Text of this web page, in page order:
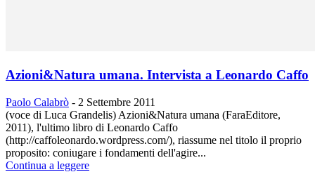
Azioni&Natura umana. Intervista a Leonardo Caffo
Paolo Calabrò - 2 Settembre 2011
(voce di Luca Grandelis) Azioni&Natura umana (FaraEditore,
2011), l'ultimo libro di Leonardo Caffo
(http://caffoleonardo.wordpress.com/), riassume nel titolo il proprio
proposito: coniugare i fondamenti dell'agire...
Continua a leggere